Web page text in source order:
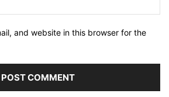
and website in this browser for the